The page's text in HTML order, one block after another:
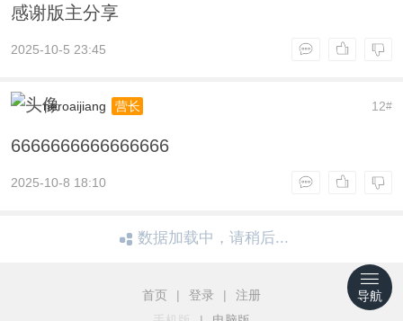
感谢版主分享
2025-10-5 23:45
12#
neroaijiang 营长
6666666666666666
2025-10-8 18:10
数据加载中，请稍后...
首页 | 登录 |
注册
导航